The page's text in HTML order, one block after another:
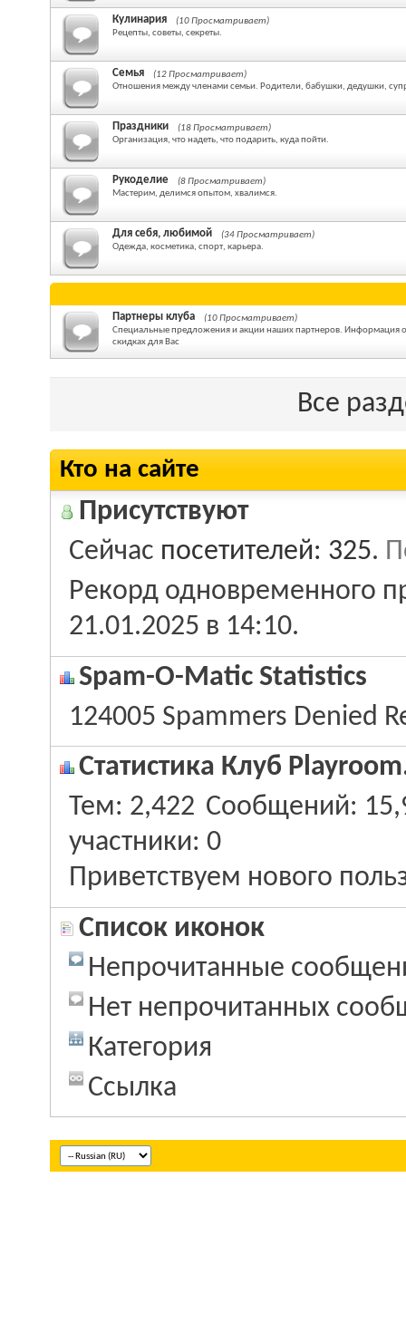
Кулинария
(10 Просматривает)
Рецепты, советы, секреты.
Семья
(12 Просматривает)
Отношения между членами семьи. Родители, бабушки, дедушки,
Праздники
(18 Просматривает)
Организация, что надеть, что подарить, куда пойти.
Рукоделие
(8 Просматривает)
Мастерим, делимся опытом, хвалимся.
Для себя, любимой
(34 Просматривает)
Одежда, косметика, спорт, карьера.
Партнеры клуба
(10 Просматривает)
Специальные предложения и акции наших партнеров. Информация о
скидках для Вас
Все
Кто на сайте
Присутствуют
Сейчас посетителей: 325.
Рекорд одновременного
21.01.2025 в 14:10.
Spam-O-Matic Statistics
124005 Spammers Denied
Статистика Клуб
Тем 2,422 Сообщений
участники 0
Приветствуем нового
Список иконок
Непрочитанные
Нет непрочитанных
Категория
Ссылка